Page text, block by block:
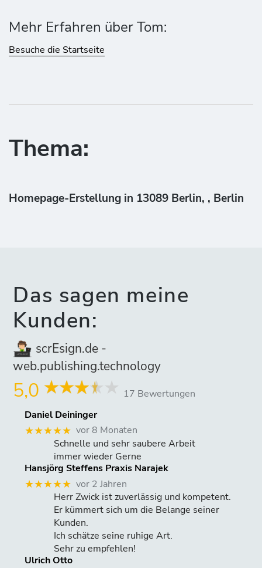
Mehr Erfahren über Tom:
Besuche die Startseite
Thema:
Homepage-Erstellung in 13089 Berlin, , Berlin
Das sagen meine
Kunden:
scrEsign.de -
web.publishing.technology
5,0
17 Bewertungen
Daniel Deininger
★★★★★ vor 8 Monaten
Schnelle und sehr saubere Arbeit
immer wieder Gerne
Hansjörg Steffens Praxis Narajek
★★★★★ vor 2 Jahren
Herr Zwick ist zuverlässig und kompetent.
Er kümmert sich um die Belange seiner
Kunden.
Ich schätze seine ruhige Art.
Sehr zu empfehlen!
Ulrich Otto